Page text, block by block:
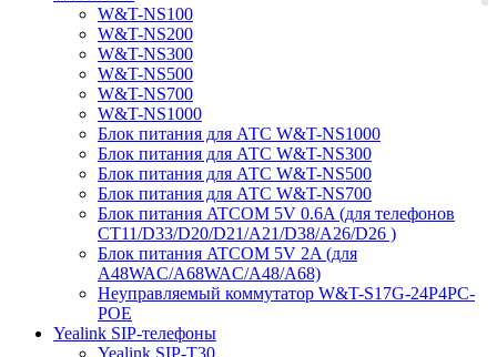
W&T-NS100
W&T-NS200
W&T-NS300
W&T-NS500
W&T-NS700
W&T-NS1000
Блок питания для АТС W&T-NS1000
Блок питания для АТС W&T-NS300
Блок питания для АТС W&T-NS500
Блок питания для АТС W&T-NS700
Блок питания ATCOM 5V 0.6A (для телефонов
CT11/D33/D20/D21/A21/D38/A26/D26 )
Блок питания ATCOM 5V 2A (для
A48WAC/A68WAC/A48/A68)
Неуправляемый коммутатор W&T-S17G-24P4PC-
POE
Yealink SIP-телефоны